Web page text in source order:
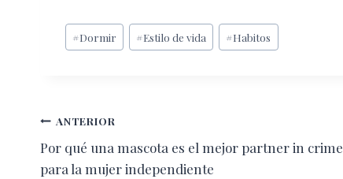
Etiquetas
de
#Dormir #Estilo de vida #Habitos
Navegación
de
ANTERIOR
Por qué una mascota es el mejor partner in crime
para la mujer independiente